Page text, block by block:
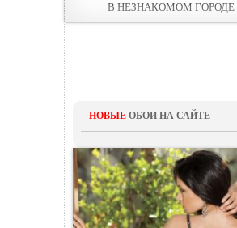
В НЕЗНАКОМОМ ГОРОДЕ
НОВЫЕ ОБОИ НА САЙТЕ